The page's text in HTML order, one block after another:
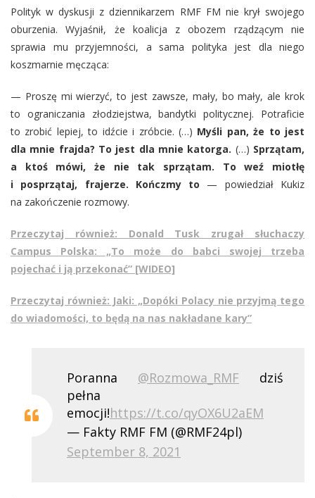
Polityk w dyskusji z dziennikarzem RMF FM nie krył swojego
oburzenia. Wyjaśnił, że koalicja z obozem rządzącym nie
sprawia mu przyjemności, a sama polityka jest dla niego
koszmarnie męcząca:
— Proszę mi wierzyć, to jest zawsze, mały, bo mały, ale krok
to ograniczania złodziejstwa, bandytki politycznej. Potraficie
to zrobić lepiej, to idźcie i zróbcie. (…) Myśli pan, że to jest
dla mnie frajda? To jest dla mnie katorga. (…) Sprzątam,
a ktoś mówi, że nie tak sprzątam. To weź miotłę
i posprzątaj, frajerze. Kończmy to — powiedział Kukiz
na zakończenie rozmowy.
Przeczytaj również: Donald Tusk zrugał słuchaczy
Campus Polska: „To może do babci swojej trzeba
pojechać i ją przekonać” [WIDEO]
Przeczytaj również: Jaki: „Dopóki Polacy nie przyjmą tego
do wiadomości, to będą na nas nakładane kary”
Poranna @Rozmowa_RMF dziś
pełna
emocji!https://t.co/qyOX6U2aEM
— Fakty RMF FM (@RMF24pl)
September 8, 2021